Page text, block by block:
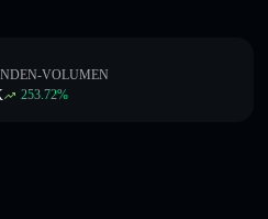
VOLUMEN
253.72%